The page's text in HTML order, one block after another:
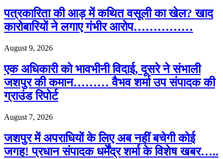
पत्रकारिता की आड़ में कथित वसूली का खेल? खाद
कारोबारियों ने लगाए गंभीर आरोप……………
August 9, 2026
एक अधिकारी को भावभीनी विदाई, दूसरे ने संभाली
जशपुर की कमान……… वैभव शर्मा उप संपादक की
ग्राउंड रिपोर्ट
August 7, 2026
जशपुर में अपराधियों के लिए अब नहीं बचेगी कोई
जगह! प्रधान संपादक धर्मेंद्र शर्मा के विशेष खबर…..